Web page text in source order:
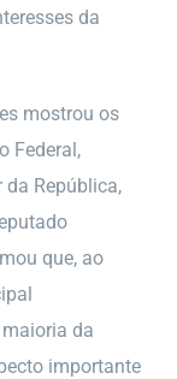
da
mostrou os
Federal,
da República,
que, ao
da
importante